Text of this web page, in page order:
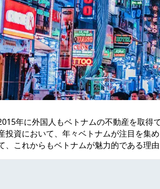
年に外国人もベトナムの不動産を取得
投資において、年々ベトナムが注目を集
、これからもベトナムが魅力的である理由